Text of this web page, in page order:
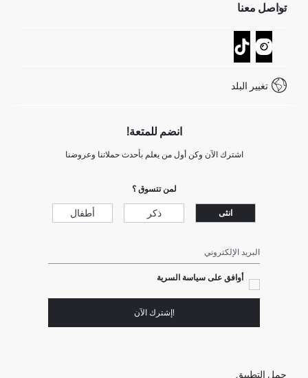
GIFT CLUB
عمليات الارجاع و الاستبدال السهلة
تتبع الشحنة
كيف يمكنك التسوق في ديفاكتو ؟
كيف تدفع في ديفاكتو؟
شروط المنافسة
تواصل معنا
نموذج الاتصال
خدمة العملاء
Call Center 19782
تغيير البلد
انضم للمتعة!
اشترك الآن وكن أول من يعلم بأحدث حملاتنا وعروضنا
لمن تتسوق ؟
انثى ذكر أطفال
البريد الإلكتروني
أوافق على سياسة السرية
!إشترك الآن
حمل التطبيق